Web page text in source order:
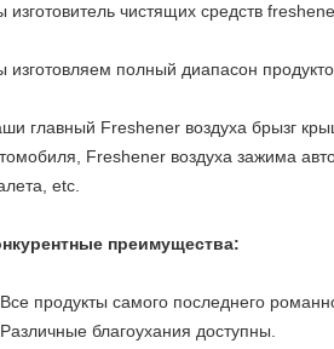
изготовитель чистящих средств
изготовляем полный диапасон
главный Freshener воздуха брызг
Freshener воздуха зажима
etc.
преимущества:
продукты самого последнего
благоухания доступны.